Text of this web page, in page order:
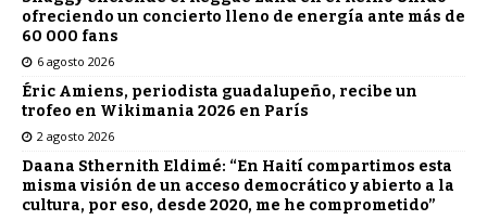
ofreciendo un concierto lleno de energía ante más de
60 000 fans
6 agosto 2026
Éric Amiens, periodista guadalupeño, recibe un
trofeo en Wikimania 2026 en París
2 agosto 2026
Daana Sthernith Eldimé: “En Haití compartimos esta
misma visión de un acceso democrático y abierto a la
cultura, por eso, desde 2020, me he comprometido”